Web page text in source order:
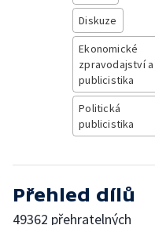
Diskuze
Ekonomické
zpravodajství a
publicistika
Politická
publicistika
Přehled dílů
49362 přehratelných